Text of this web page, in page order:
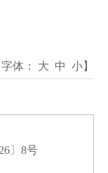
字体： 大 中 小】
〕8号